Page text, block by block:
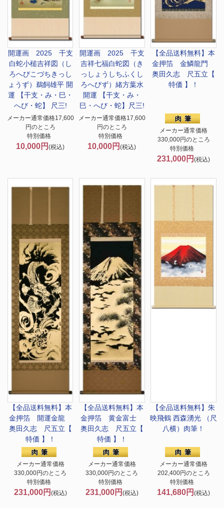
開運画 2025 干支
白蛇小槌吉祥図（し
ろへびこづちきっし
ょうず）鵜飼雄平 開
運 【干支・み・巳・
へび・蛇】 尺三!
メーカー通常価格17,600
円のところ
特別価格
10,000円(税込)
開運画 2025 干支
吉祥七福白蛇図（き
っしょうしちふくし
ろへびず）緒方葉水
開運 【干支・み・
巳・へび・蛇】尺三!
メーカー通常価格17,600
円のところ
特別価格
10,000円(税込)
【全品送料無料】本
金押箔 金鱗龍門
奥田久志 尺五立【
特価 】！
メーカー通常価格
330,000円のところ
特別価格
231,000円(税込)
【全品送料無料】 本
金押箔 開運金龍
奥田久志 尺五立【
特価 】！
メーカー通常価格
330,000円のところ
特別価格
231,000円 (税込)
【全品送料無料】 本
金押箔 黄金富士
奥田久志 尺五立【
特価 】！
メーカー通常価格
330,000円のところ
特別価格
231,000円 (税込)
【全品送料無料】朱
映飛鶴 西森湧光 （尺
八横）肉筆！
メーカー通常価格
202,400円のところ
特別価格
141,680円(税込)